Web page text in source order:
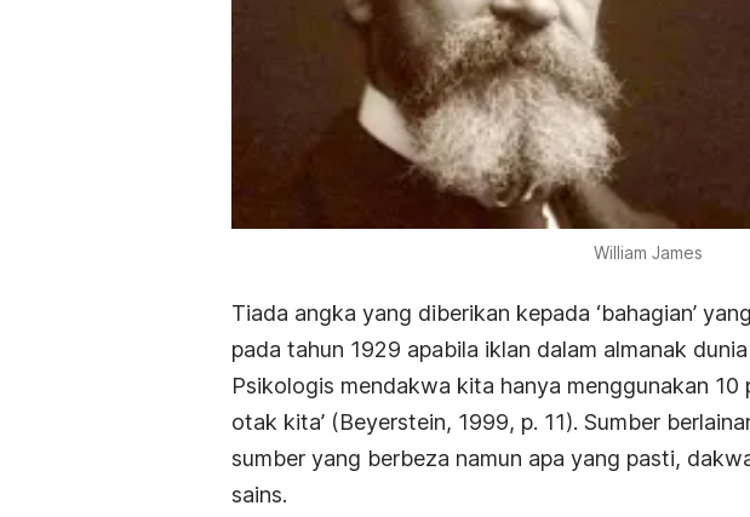
William James
Tiada angka yang diberikan kepada ‘bahagian’
pada tahun 1929 apabila iklan dalam almanak
Psikologis mendakwa kita hanya menggunakan 10
otak kita’ (Beyerstein, 1999, p. 11). Sumber
sumber yang berbeza namun apa yang pasti,
sains.